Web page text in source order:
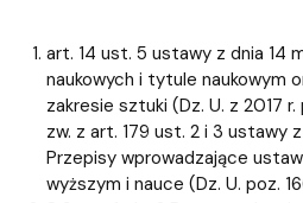
art. 14 ust. 5 ustawy z dnia 14
naukowych i tytule naukowym
zakresie sztuki (Dz. U. z 2017
zw. z art. 179 ust. 2 i 3 ustawy
Przepisy wprowadzające
wyższym i nauce (Dz. U. poz.